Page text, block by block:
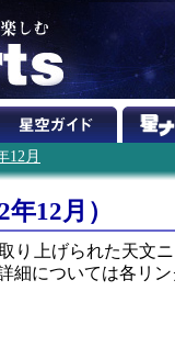
12月
12月）
り上げられた天文
細については各リン